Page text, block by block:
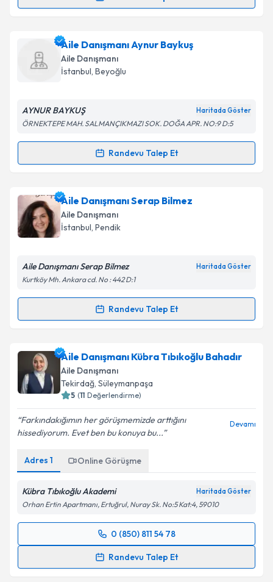
Randevu Takvimi Talebi
Aile Danışmanı Vildan Ayyüzlüiçin randevu takvimi
talebi oluşturun. Size bu uzmandan randevu almanız
için bir takvim hazırlandığında e-posta ile
Kişisel verilerimin işlenmesine ilişkinAydınlatma
kapsamda işlenmesini kabul ediyorum.
Takvim Talebini Gönder
Aile Danışmanı Aynur Baykuş
Aile Danışmanı
İstanbul, Beyoğlu
AYNUR BAYKUŞ Haritada Göster
ÖRNEKTEPE MAH. SALMANÇIKMAZI SOK. DOĞA APR. NO:9 D:5
Randevu Talep Et
Randevu Takvimi Talebi
Aile Danışmanı Aynur Baykuş için randevu takvimi
talebi oluşturun. Size bu uzmandan randevu almanız
için bir takvim hazırlandığında e-posta ile
bilgilendireceğiz.
Kişisel verilerimin işlenmesine ilişkinAydınlatma
kapsamda işlenmesini kabul ediyorum.
Takvim Talebini Gönder
Aile Danışmanı Serap Bilmez
Aile Danışmanı
İstanbul, Pendik
Aile Danışmanı Serap Bilmez Haritada Göster
Kurtköy Mh. Ankara cd. No : 442 D:1
Randevu Talep Et
Randevu Takvimi Talebi
Aile Danışmanı Serap Bilmeziçin randevu takvimi
talebi oluşturun. Size bu uzmandan randevu almanız
için bir takvim hazırlandığında e-posta ile
bilgilendireceğiz.
E-posta Adresiniz
Kişisel verilerimin işlenmesine ilişkinAydınlatma
Metni'ni okudum ve kişisel verilerimin belirtilen
kapsamda işlenmesini kabul ediyorum.
Takvim Talebini Gönder
Aile Danışmanı Kübra Tıbıkoğlu Bahadır
Aile Danışmanı
Tekirdağ, Süleymanpaşa
5 (11 Değerlendirme)
Farkındakığımın her görüşmemizde arttığını
hissediyorum. Evet ben bu konuya bu...
Devamı
Adres 1 Online Görüşme
Kübra Tıbıkoğlu Akademi Haritada Göster
Orhan Ertin Apartmanı, Ertuğrul, Nuray Sk. No:5 Kat:4, 59010
0 (850) 811 54 78
Randevu Talep Et
Randevu Takvimi Talebi